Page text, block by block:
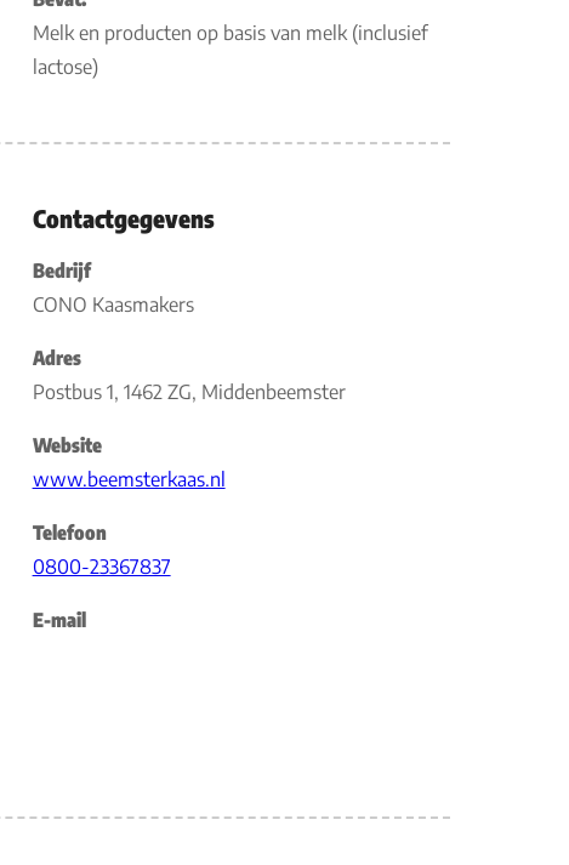
Melk en producten op basis van melk (inclusief
lactose)
Contactgegevens
Bedrijf
CONO Kaasmakers
Adres
Postbus 1, 1462 ZG, Middenbeemster
Website
www.beemsterkaas.nl
Telefoon
0800-23367837
E-mail